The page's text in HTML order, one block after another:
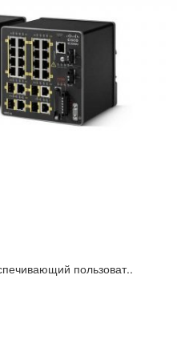
пользоват..